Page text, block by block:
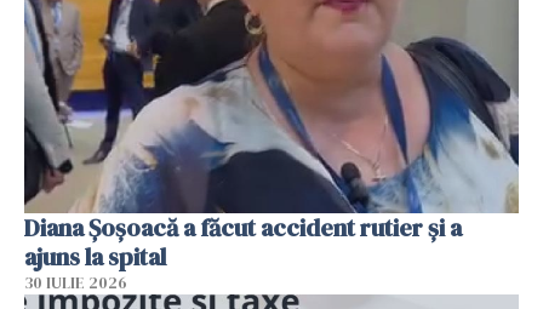
Diana Șoșoacă a făcut accident rutier și a
ajuns la spital
30 IULIE 2026